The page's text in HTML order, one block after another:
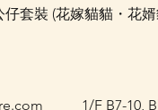
快
套裝 (花嫁貓貓・花
1/F B7-10,